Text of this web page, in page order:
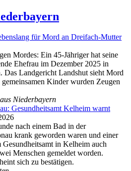
für Mord an Dreifach-Mutter
Mordes: Ein 45-Jähriger hat seine
Ehefrau im Dezember 2025 in
Das Landgericht Landshut sieht Mord
Kinder wurden Zeugen
Niederbayern
Gesundheitsamt Kelheim warnt
nach einem Bad in der
krank geworden waren und einer
Gesundheitsamt in Kelheim auch
Menschen gemeldet worden.
sich zu bestätigen.